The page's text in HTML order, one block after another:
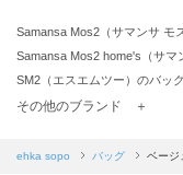
Samansa Mos2（サマンサ モ
Samansa Mos2 home's（サ
SM2（エスエムツー）のバッ
TSUHARU by Samansa Mos2
Samansa Mos2 blue（サマン
その他のブランド ＋
ehka sopo バッグ ベージ